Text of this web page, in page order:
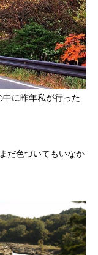
に昨年私が行った
だ色づいてもいなか